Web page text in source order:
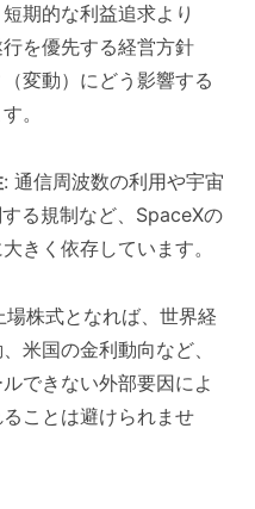
期的な利益追求より
を優先する経営方針
変動）にどう影響する
。
: 通信周波数の利用や宇宙
る規制など、SpaceXの
きく依存しています。
場株式となれば、世界経
米国の金利動向など、
できない外部要因によ
ことは避けられませ